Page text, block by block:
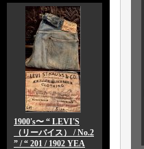
1900's〜 “ LEVI'S
（リーバイス） / No.2
” / “ 201 / 1902 YEA